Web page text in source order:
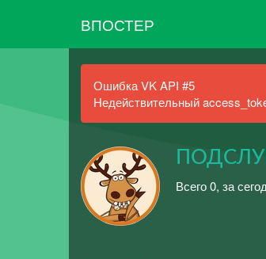
ВПОСТЕР
Ошибка VK API #5
Недействительный
Всего 0, за